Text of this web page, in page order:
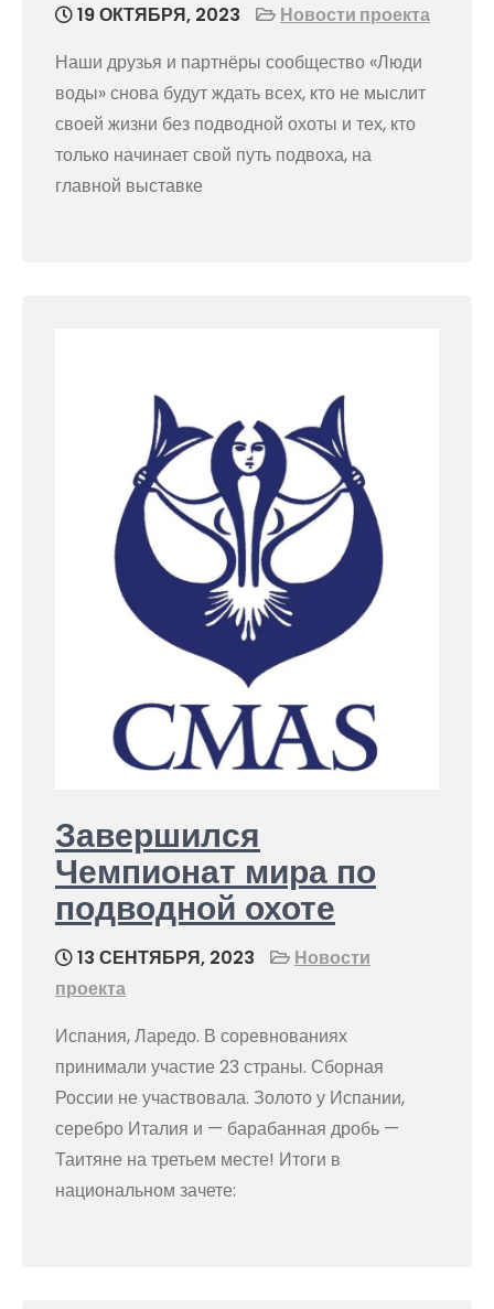
19 ОКТЯБРЯ, 2023
Новости проекта
Наши друзья и партнёры сообщество «Люди
воды» снова будут ждать всех, кто не мыслит
своей жизни без подводной охоты и тех, кто
только начинает свой путь подвоха, на
главной выставке
Завершился
Чемпионат мира по
подводной охоте
13 СЕНТЯБРЯ, 2023
Новости
проекта
Испания, Ларедо. В соревнованиях
принимали участие 23 страны. Сборная
России не участвовала. Золото у Испании,
серебро Италия и — барабанная дробь —
Таитяне на третьем месте! Итоги в
национальном зачете: